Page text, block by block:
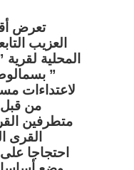
تعرض
العزيب
المحلية
” بسمالوط
لاعتداءات
من
متطرفين
القرى
احتجاجا